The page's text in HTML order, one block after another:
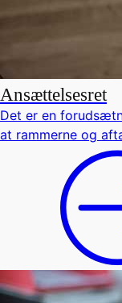
Ansættelsesret
Det er en
at rammerne og